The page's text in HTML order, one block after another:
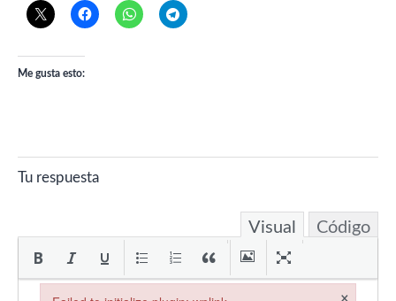
Me gusta esto:
Tu respuesta
Visual Código
×